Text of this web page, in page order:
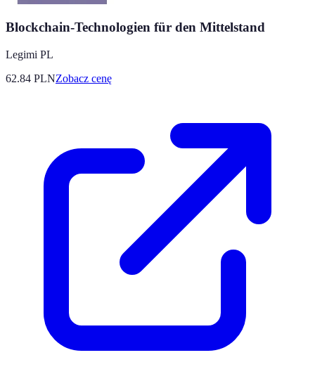
Blockchain-Technologien für den Mittelstand
Legimi PL
62.84 PLNZobacz cenę